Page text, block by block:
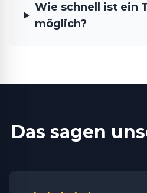
Wie schnell ist ein
möglich?
Das sagen